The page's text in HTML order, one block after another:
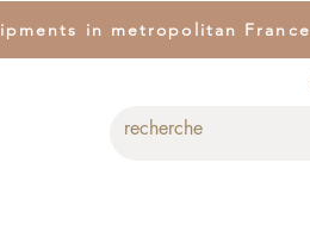
in metropolitan France